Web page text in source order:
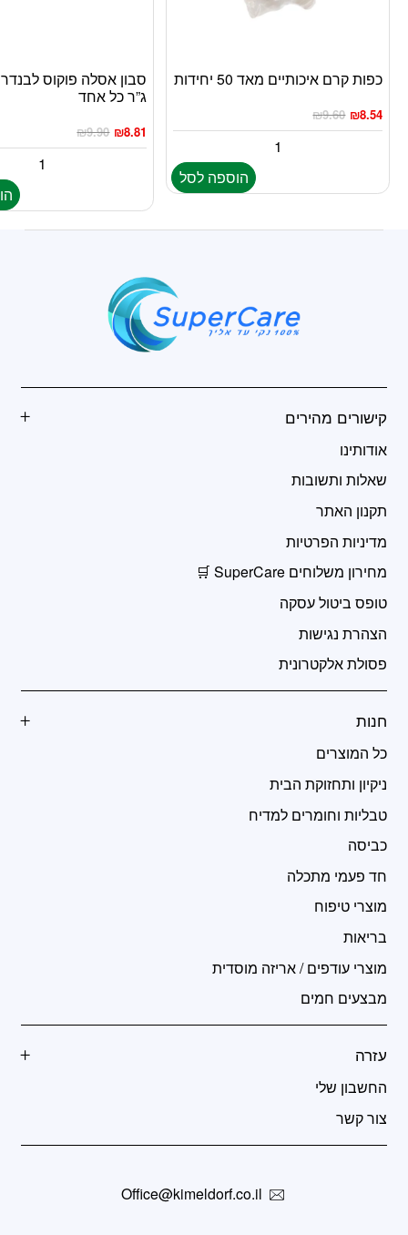
כפות קרם איכותיים מאד 50 יחידות
₪9.60 ₪8.54
הוספה לסל
ג”ר כל אחד
₪9.90 ₪8.81
קישורים מהירים
אודותינו
שאלות ותשובות
תקנון האתר
מדיניות הפרטיות
מחירון משלוחים SuperCare 🛒
טופס ביטול עסקה
הצהרת נגישות
פסולת אלקטרונית
חנות
כל המוצרים
ניקיון ותחזוקת הבית
טבליות וחומרים למדיח
כביסה
חד פעמי מתכלה
מוצרי טיפוח
בריאות
מוצרי עודפים / אריזה מוסדית
מבצעים חמים
עזרה
החשבון שלי
צור קשר
Office@kimeldorf.co.il